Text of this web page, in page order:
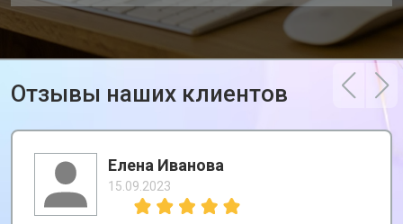
Отзывы наших клиентов
Елена Иванова
15.09.2023